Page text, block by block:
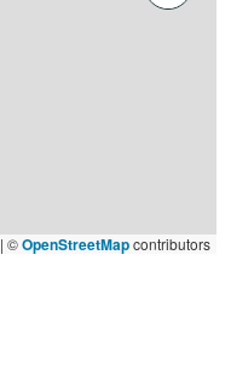
| ©OpenStreetMapcontributors